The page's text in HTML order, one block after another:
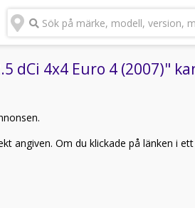
Sök på märke, modell, version,
dCi 4x4 Euro 4 (2007)"
angiven. Om du klickade på länken i